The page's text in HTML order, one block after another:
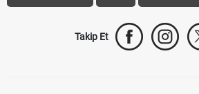
Takip Et